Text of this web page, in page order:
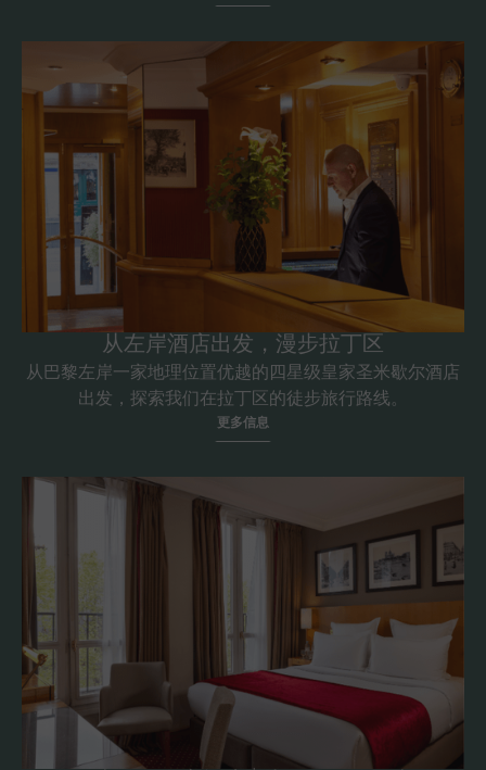
从左岸酒店出发，漫步拉丁区
从巴黎左岸一家地理位置优越的四星级皇家圣米歇尔酒店
出发，探索我们在拉丁区的徒步旅行路线。
更多信息